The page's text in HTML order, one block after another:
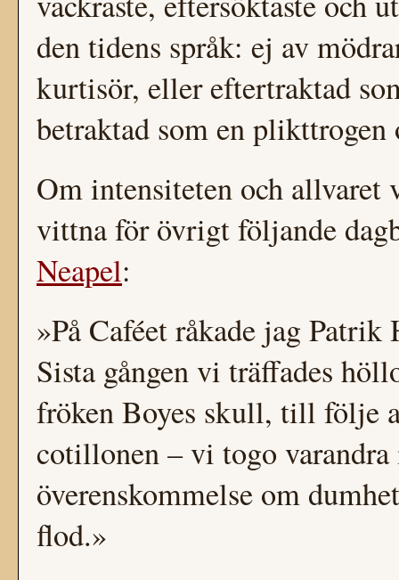
den tidens språk: ej av
kurtisör, eller eftertraktad
betraktad som en
Om intensiteten och allvaret
vittna för övrigt följande
Neapel:
»På Caféet råkade jag
Sista gången vi träffades
fröken Boyes skull, till följe
cotillonen – vi togo varandra
överenskommelse om
flod.»